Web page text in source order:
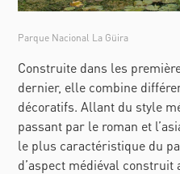
Parque Nacional La Güira
Construite dans les
dernier, elle combine
décoratifs. Allant du style
passant par le roman et
le plus caractéristique du
d’aspect médiéval